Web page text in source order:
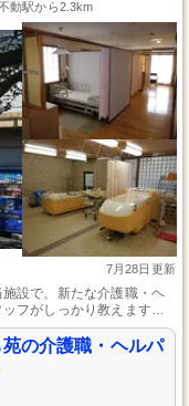
動駅から2.3km
7月28日更新
設で、新たな介護職・ヘ
フがしっかり教えますの
トホームな雰囲気で、利
ムワークを重視する文化
ライフスタイルに合わせ
の介護職・ヘルパ